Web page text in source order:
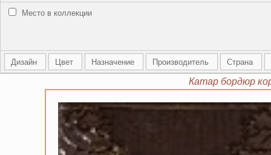
Место в коллекции
Дизайн Цвет Назначение Производитель Страна
Катар бордюр